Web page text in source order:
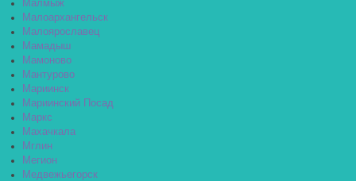
Малмыж
Малоархангельск
Малоярославец
Мамадыш
Мамоново
Мантурово
Мариинск
Мариинский Посад
Маркс
Махачкала
Мглин
Мегион
Медвежьегорск